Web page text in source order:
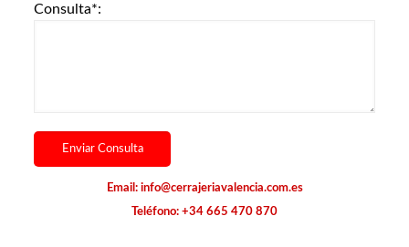
Consulta*:
Email: info@cerrajeriavalencia.com.es
Teléfono: +34 665 470 870